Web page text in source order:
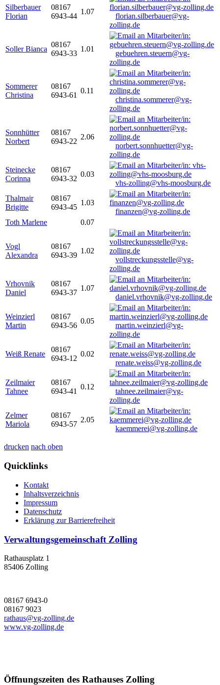
Silberbauer
Florian
08167
6943-44
1.07
florian.silberbauer@vg-
zolling.de
Soller Bianca
08167
6943-33
1.01
gebuehren.steuern@vg-
zolling.de
Sommerer
Christina
08167
6943-61
0.11
christina.sommerer@vg-
zolling.de
Sonnhütter
Norbert
08167
6943-22
2.06
norbert.sonnhuetter@vg-
zolling.de
Steinecke
Corinna
08167
6943-32
0.03
vhs-zolling@vhs-moosburg.de
Thalmair
Brigitte
08167
6943-45
1.03
finanzen@vg-zolling.de
Toth Marlene
0.07
Vogl
Alexandra
08167
6943-39
1.02
vollstreckungsstelle@vg-
zolling.de
Vrhovnik
Daniel
08167
6943-37
1.07
daniel.vrhovnik@vg-zolling.de
Weinzierl
Martin
08167
6943-56
0.05
martin.weinzierl@vg-
zolling.de
Weiß Renate
08167
6943-12
0.02
renate.weiss@vg-zolling.de
Zeilmaier
Tahnee
08167
6943-41
0.12
tahnee.zeilmaier@vg-
zolling.de
Zelmer
Mariola
08167
6943-57
2.05
kaemmerei@vg-zolling.de
drucken nach oben
Quicklinks
Kontakt
Inhaltsverzeichnis
Impressum
Datenschutz
Erklärung zur Barrierefreiheit
Verwaltungsgemeinschaft Zolling
Rathausplatz 1
85406 Zolling
08167 6943-0
08167 9023
rathaus@vg-zolling.de
www.vg-zolling.de
Öffnungszeiten des Rathauses Zolling